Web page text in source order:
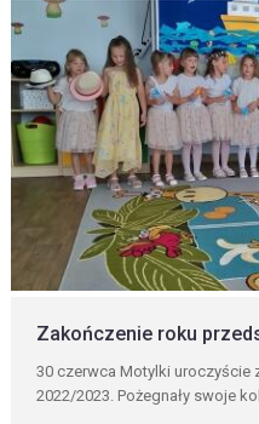
Zakończenie roku
30 czerwca Motylki uroczyście
2022/2023. Pożegnały swoje